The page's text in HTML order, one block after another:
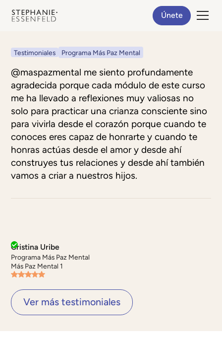
Únete
Testimoniales Programa Más Paz Mental
@maspazmental me siento profundamente
agradecida porque cada módulo de este curso
me ha llevado a reflexiones muy valiosas no
solo para practicar una crianza consciente sino
para vivirla desde el corazón porque cuando te
conoces eres capaz de honrarte y cuando te
honras actúas desde el amor y desde ahí
construyes tus relaciones y desde ahí también
vamos a criar a nuestros hijos.
Cristina Uribe
Programa Más Paz Mental
Más Paz Mental 1
Ver más testimoniales